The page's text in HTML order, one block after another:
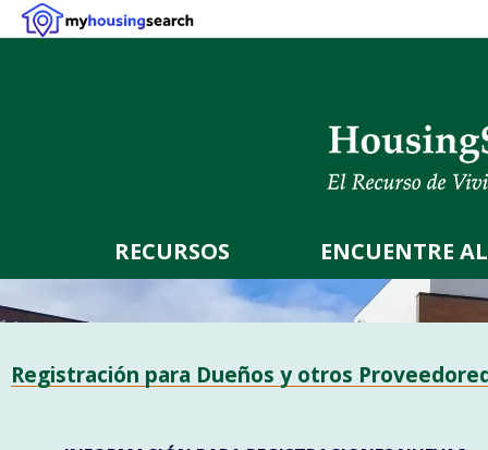
RECURSOS ENCUENTRE
Registración para Dueños y otros